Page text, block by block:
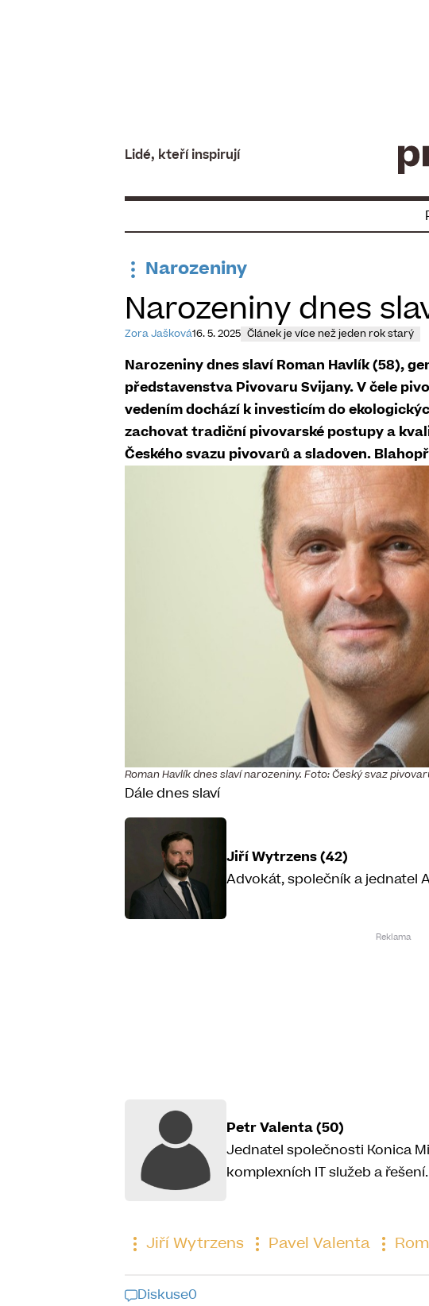
Lidé, kteří inspirují
Narozeniny
Narozeniny dnes
Zora Jašková16. 5. 2025 Článek je více než jeden rok starý
Narozeniny dnes slaví ​Roman Havlík (58),
představenstva Pivovaru Svijany. V čele
vedením dochází k investicím do
zachovat tradiční pivovarské postupy a
Českého svazu pivovarů a sladoven.
Roman Havlík dnes slaví narozeniny. Foto: Český svaz
Dále dnes slaví
Jiří Wytrzens (42)
Advokát, společník a jednatel
Petr Valenta (50)
Jednatel společnosti Konica
komplexních IT služeb a řešení.
Jiří Wytrzens Pavel Valenta
Diskuse0